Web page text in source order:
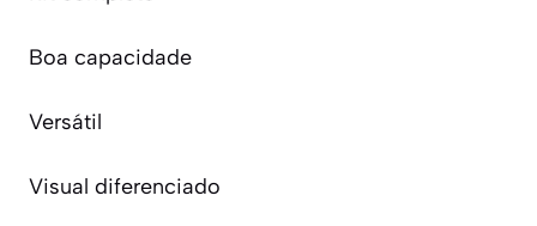
Boa capacidade
Versátil
Visual diferenciado